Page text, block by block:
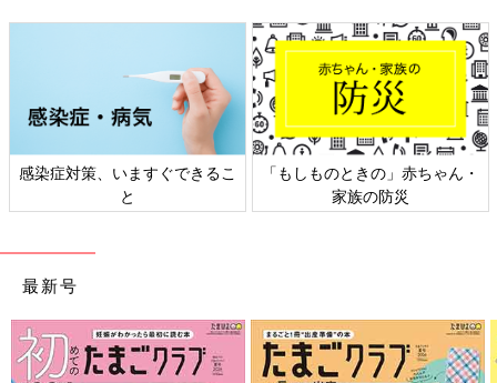
感染症対策、いますぐできるこ
と
「もしものときの」赤ちゃん・
家族の防災
最新号